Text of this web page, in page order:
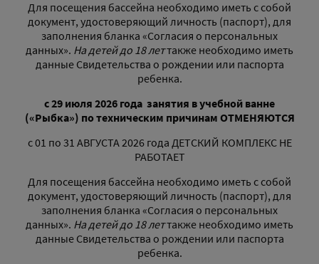
Для посещения бассейна необходимо иметь с собой
документ, удостоверяющий личность (паспорт), для
заполнения бланка «Согласия о персональных
данных». На детей до 18 леттакже необходимо иметь
данные Свидетельства о рождении или паспорта
ребенка.
с 29 июля 2026 года занятия в учебной ванне
(«Рыбка») по техническим причинамОТМЕНЯЮТСЯ
с 01 по 31 АВГУСТА 2026 года ДЕТСКИЙ КОМПЛЕКС НЕ
РАБОТАЕТ
Для посещения бассейна необходимо иметь с собой
документ, удостоверяющий личность (паспорт), для
заполнения бланка «Согласия о персональных
данных». На детей до 18 леттакже необходимо иметь
данные Свидетельства о рождении или паспорта
ребенка.